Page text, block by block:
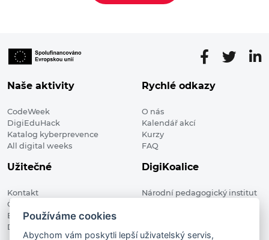
Naše aktivity
CodeWeek
DigiEduHack
Katalog kyberprevence
All digital weeks
Rychlé odkazy
O nás
Kalendář akcí
Kurzy
FAQ
Užitečné
Kontakt
Členské organizace
Blog
Digitalizace ve vzdělávání
DigiKoalice
Národní pedagogický institut
Používáme cookies
Abychom vám poskytli lepší uživatelský servis,